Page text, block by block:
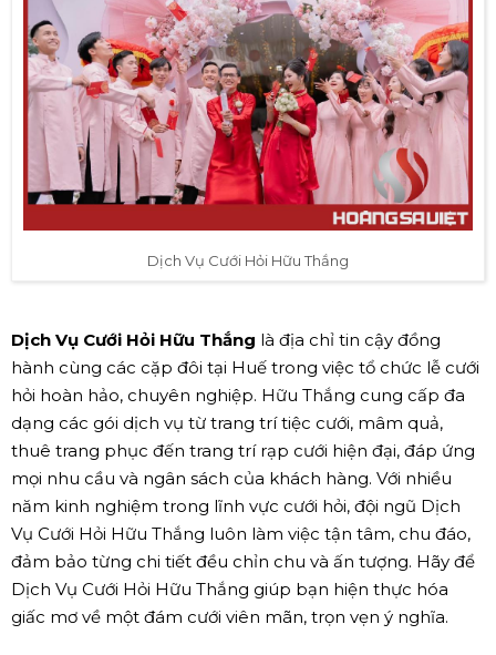
Dịch Vụ Cưới Hỏi Hữu Thắng
Dịch Vụ Cưới Hỏi Hữu Thắng là địa chỉ tin cậy đồng
hành cùng các cặp đôi tại Huế trong việc tổ chức lễ cưới
hỏi hoàn hảo, chuyên nghiệp. Hữu Thắng cung cấp đa
dạng các gói dịch vụ từ trang trí tiệc cưới, mâm quả,
thuê trang phục đến trang trí rạp cưới hiện đại, đáp ứng
mọi nhu cầu và ngân sách của khách hàng. Với nhiều
năm kinh nghiệm trong lĩnh vực cưới hỏi, đội ngũ Dịch
Vụ Cưới Hỏi Hữu Thắng luôn làm việc tận tâm, chu đáo,
đảm bảo từng chi tiết đều chỉn chu và ấn tượng. Hãy để
Dịch Vụ Cưới Hỏi Hữu Thắng giúp bạn hiện thực hóa
giấc mơ về một đám cưới viên mãn, trọn vẹn ý nghĩa.